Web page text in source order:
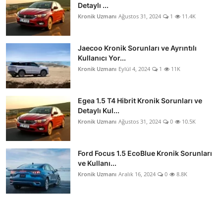
Detaylı ...
Kronik Uzmanı Ağustos 31, 2024 1 11.4K
Jaecoo Kronik Sorunları ve Ayrıntılı
Kullanıcı Yor...
Kronik Uzmanı Eylül 4, 2024 1 11K
Egea 1.5 T4 Hibrit Kronik Sorunları ve
Detaylı Kul...
Kronik Uzmanı Ağustos 31, 2024 0 10.5K
Ford Focus 1.5 EcoBlue Kronik Sorunları
ve Kullanı...
Kronik Uzmanı Aralık 16, 2024 0 8.8K